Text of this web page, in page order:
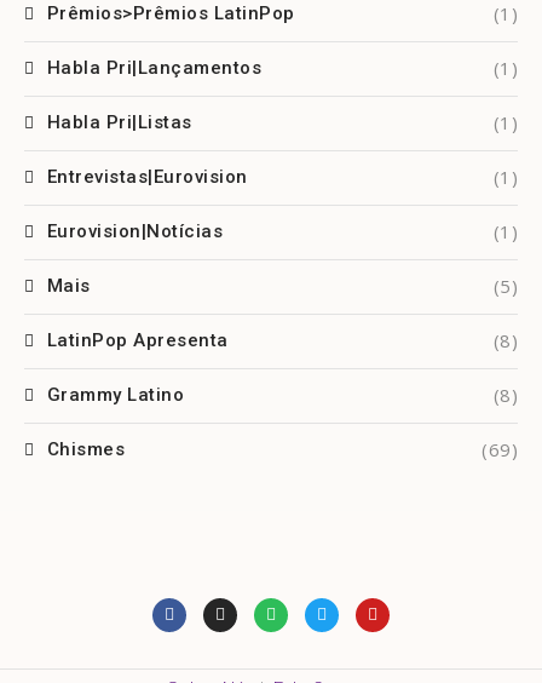
Prêmios>Prêmios LatinPop (1)
Habla Pri|Lançamentos (1)
Habla Pri|Listas (1)
Entrevistas|Eurovision (1)
Eurovision|Notícias (1)
Mais (5)
LatinPop Apresenta (8)
Grammy Latino (8)
Chismes (69)